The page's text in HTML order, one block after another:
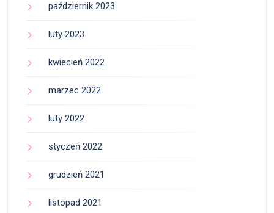
październik 2023
luty 2023
kwiecień 2022
marzec 2022
luty 2022
styczeń 2022
grudzień 2021
listopad 2021